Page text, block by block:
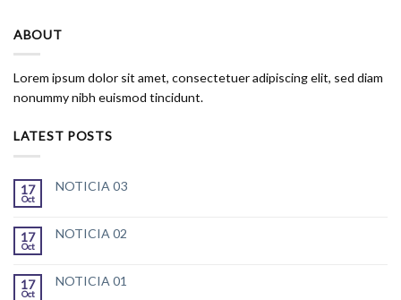
ABOUT
Lorem ipsum dolor sit amet, consectetuer adipiscing elit, sed diam
nonummy nibh euismod tincidunt.
LATEST POSTS
17
Oct
NOTICIA 03
17
Oct
NOTICIA 02
17
Oct
NOTICIA 01